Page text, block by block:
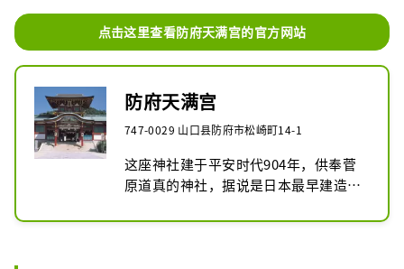
点击这里查看防府天满宫的官方网站
防府天满宫
747-0029 山口县防府市松崎町14-1
这座神社建于平安时代904年，供奉菅
原道真的神社，据说是日本最早建造的
宫（京都）、太宰府天满宫（福冈）并